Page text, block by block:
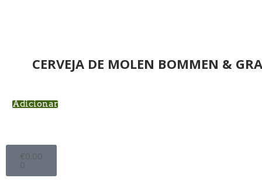
CERVEJA DE MOLEN BOMMEN &
Adicionar
€0.00
0